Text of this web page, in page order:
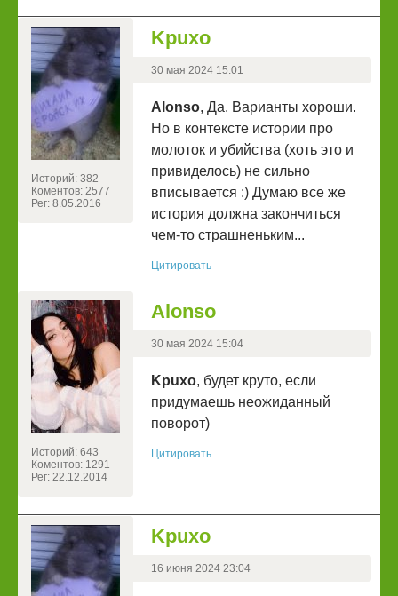
Историй: 382
Коментов: 2577
Рег: 8.05.2016
Kpuxo
30 мая 2024 15:01
Alonso, Да. Варианты хороши.
Но в контексте истории про
молоток и убийства (хоть это и
привиделось) не сильно
вписывается :) Думаю все же
история должна закончиться
чем-то страшненьким...
Цитировать
Историй: 643
Коментов: 1291
Рег: 22.12.2014
Alonso
30 мая 2024 15:04
Kpuxo, будет круто, если
придумаешь неожиданный
поворот)
Цитировать
Kpuxo
16 июня 2024 23:04